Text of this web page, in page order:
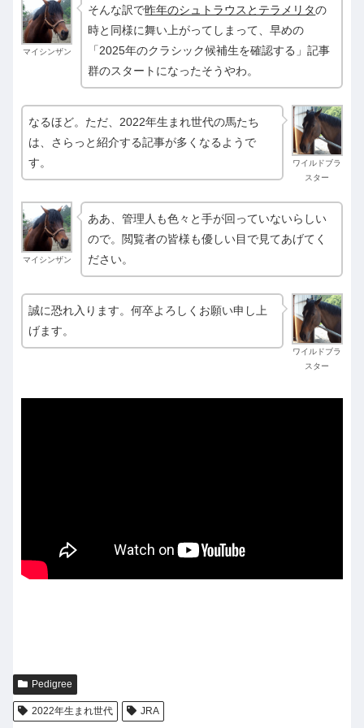
マイシンザン
そんな訳で昨年のシュトラウスとテラメリタの
時と同様に舞い上がってしまって、早めの
「2025年のクラシック候補生を確認する」記事
群のスタートになったそうやわ。
ワイルドブラ
スター
なるほど。ただ、2022年生まれ世代の馬たち
は、さらっと紹介する記事が多くなるようで
す。
マイシンザン
ああ、管理人も色々と手が回っていないらしい
ので。閲覧者の皆様も優しい目で見てあげてく
ださい。
ワイルドブラ
スター
誠に恐れ入ります。何卒よろしくお願い申し上
げます。
Pedigree
2022年生まれ世代 JRA